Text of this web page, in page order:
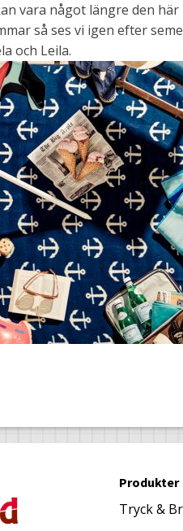
vara något längre den här
så ses vi igen efter
och Leila.
Produkter
Tryck &